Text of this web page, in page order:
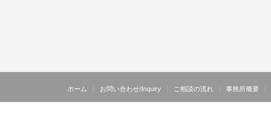
ホーム お問い合わせ/Inquiry ご相談の流れ 事務所概要